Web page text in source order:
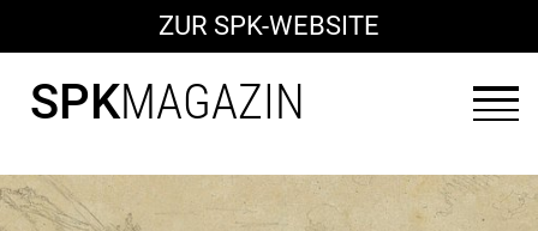
ZUR SPK-WEBSITE
SPKMAGAZIN